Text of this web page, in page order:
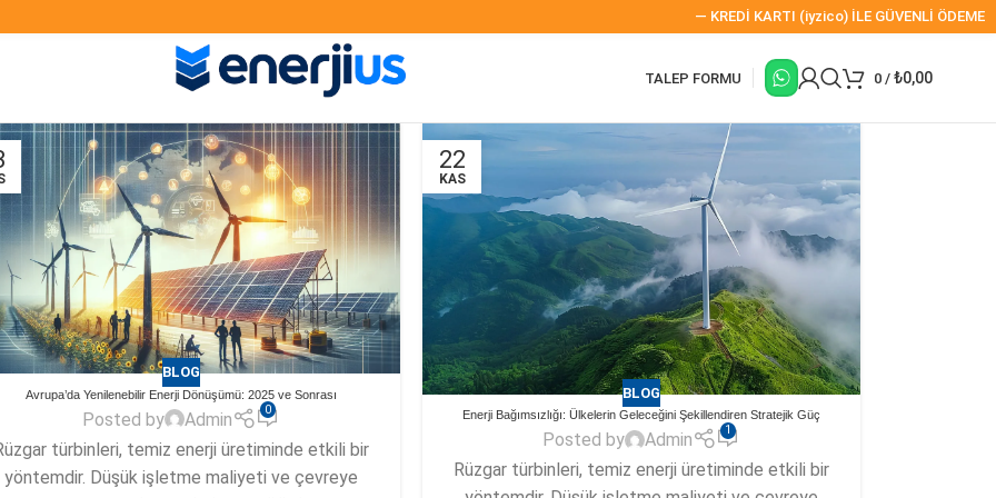
— KREDİ KARTI (iyzico) İLE GÜVENLİ ÖDEME VE
TALEP FORMU 0 / ₺0,00
BLOG
Avrupa’da Yenilenebilir Enerji Dönüşümü: 2025 ve Sonrası
Posted by Admin 0
türbinleri, temiz enerji üretiminde etkili bir
yöntemdir. Düşük işletme maliyeti ve çevreye
22
KAS
BLOG
Enerji Bağımsızlığı: Ülkelerin Geleceğini Şekillendiren Stratejik Güç
Posted by Admin 1
Rüzgar türbinleri, temiz enerji üretiminde etkili bir